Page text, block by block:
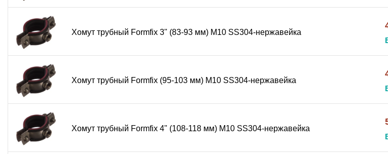
Выгода
Приобретая трубный хомут Formfix из нержавеющей стали, вы получаете надежное и
эксплуатации. Нержавеющая сталь AISI 304 гарантирует защиту от коррозии и длительный срок
крепления к поверхностям, так и для подвесного монтажа. Широкий диапазон типоразмеров
и промышленных работ.
Синонимы
хомут трубный Formfix, хомут из нержавейки, крепление для труб SS304, подвесной хомут
для кабельных трасс, хомут для сантехники нержавеющий.
Хомут трубный Formfix 3" (83-93 мм) М10 SS304-нержавейка
Хомут трубный Formfix (95-103 мм) М10 SS304-нержавейка
Хомут трубный Formfix 4" (108-118 мм) М10 SS304-нержавейка